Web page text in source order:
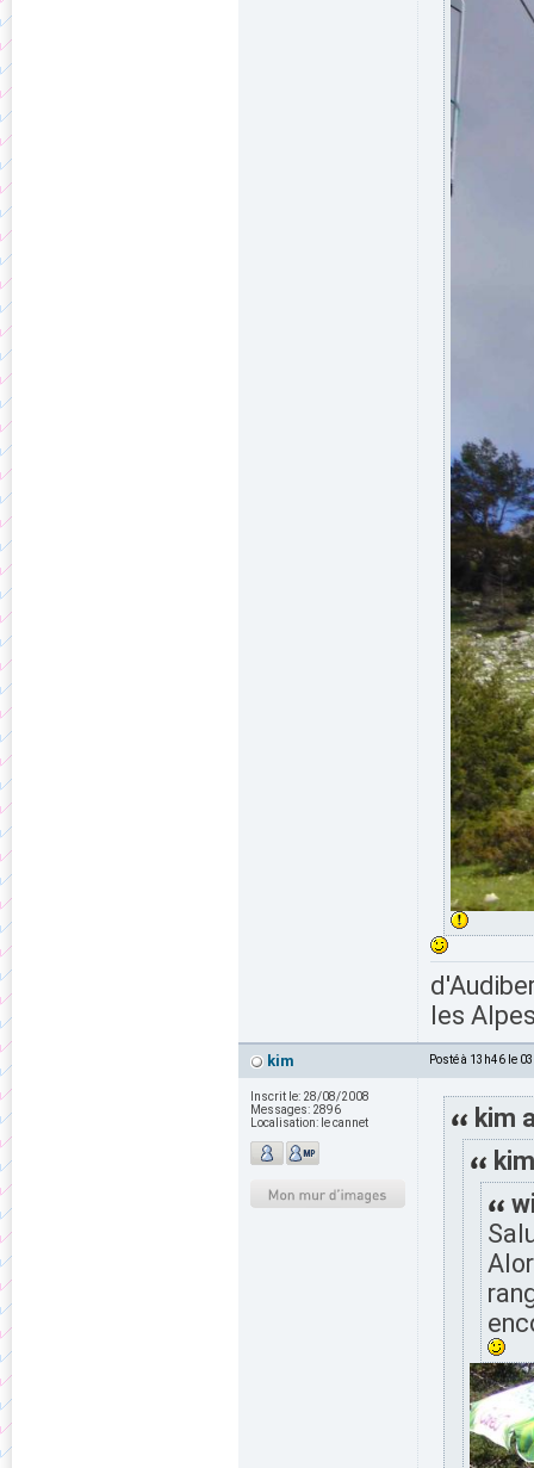
les
kim Posté à 13h46 le
Inscrit le: 28/08/2008
Messages: 2896
Localisation: le cannet
kim